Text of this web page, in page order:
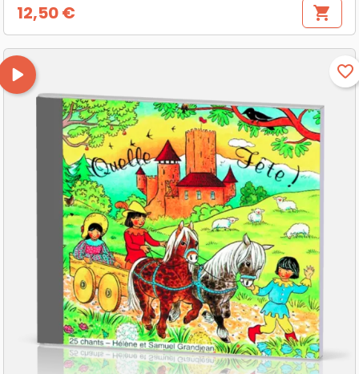
Prix
12,50 € shopping_cart
play_arrow favorite_border